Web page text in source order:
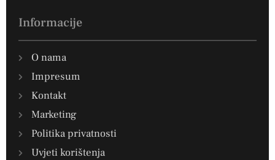
Informacije
O nama
Impresum
Kontakt
Marketing
Politika privatnosti
Uvjeti korištenja